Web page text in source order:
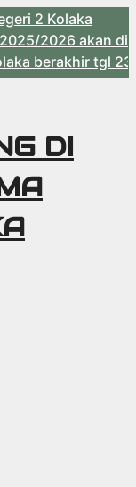
2 Kolaka
2026 akan
berakhir tgl 23
DI